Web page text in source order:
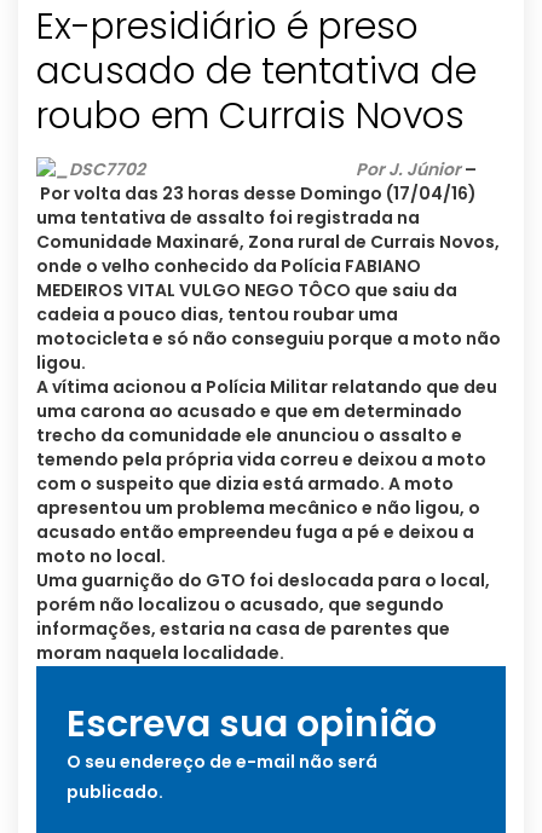
Ex-presidiário é preso
acusado de tentativa de
roubo em Currais Novos
Por J. Júnior–
Por volta das 23 horas desse Domingo (17/04/16)
uma tentativa de assalto foi registrada na
Comunidade Maxinaré, Zona rural de Currais Novos,
onde o velho conhecido da Polícia FABIANO
MEDEIROS VITAL VULGO NEGO TÔCO que saiu da
cadeia a pouco dias, tentou roubar uma
motocicleta e só não conseguiu porque a moto não
ligou.
A vítima acionou a Polícia Militar relatando que deu
uma carona ao acusado e que em determinado
trecho da comunidade ele anunciou o assalto e
temendo pela própria vida correu e deixou a moto
com o suspeito que dizia está armado. A moto
apresentou um problema mecânico e não ligou, o
acusado então empreendeu fuga a pé e deixou a
moto no local.
Uma guarnição do GTO foi deslocada para o local,
porém não localizou o acusado, que segundo
informações, estaria na casa de parentes que
moram naquela localidade.
Escreva sua opinião
O seu endereço de e-mail não será
publicado.